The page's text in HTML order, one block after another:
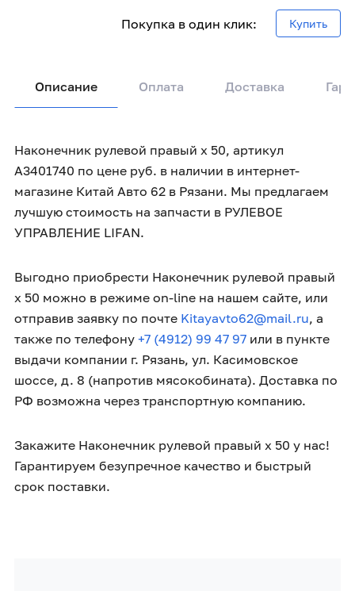
Покупка в один клик: Купить
Описание Оплата Доставка
Наконечник рулевой правый x 50, артикул
A3401740 по цене руб. в наличии в интернет-
магазине Китай Авто 62 в Рязани. Мы предлагаем
лучшую стоимость на запчасти в РУЛЕВОЕ
УПРАВЛЕНИЕ LIFAN.
Выгодно приобрести Наконечник рулевой правый
x 50 можно в режиме on-line на нашем сайте, или
отправив заявку по почте Kitayavto62@mail.ru, а
также по телефону +7 (4912) 99 47 97 или в пункте
выдачи компании г. Рязань, ул. Касимовское
шоссе, д. 8 (напротив мясокобината). Доставка по
РФ возможна через транспортную компанию.
Закажите Наконечник рулевой правый x 50 у нас!
Гарантируем безупречное качество и быстрый
срок поставки.